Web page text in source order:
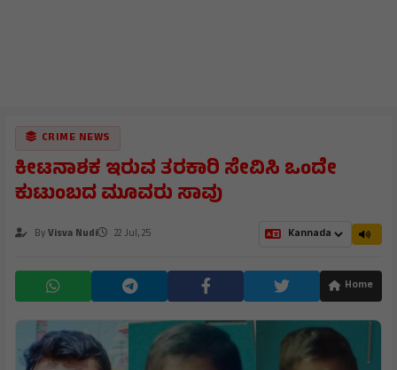
CRIME NEWS
ಕೀಟನಾಶಕ ಇರುವ ತರಕಾರಿ ಸೇವಿಸಿ ಒಂದೇ
ಕುಟುಂಬದ ಮೂವರು ಸಾವು
ByVisva Nudi 22 Jul, 25
Home